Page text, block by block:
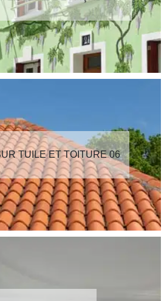
TUILE ET TOITURE 06